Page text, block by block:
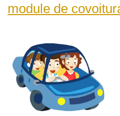
module de